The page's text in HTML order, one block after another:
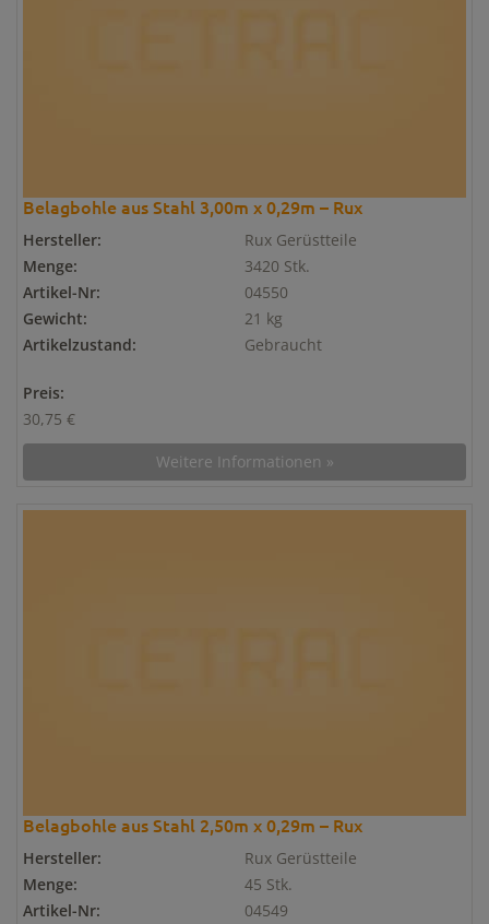
Belagbohle aus Stahl 3,00m x 0,29m – Rux
Hersteller:
Rux Gerüstteile
Menge:
3420 Stk.
Artikel-Nr:
04550
Gewicht:
21 kg
Artikelzustand:
Gebraucht
Preis:
30,75 €
Weitere Informationen »
Belagbohle aus Stahl 2,50m x 0,29m – Rux
Hersteller:
Rux Gerüstteile
Menge:
45 Stk.
Artikel-Nr:
04549